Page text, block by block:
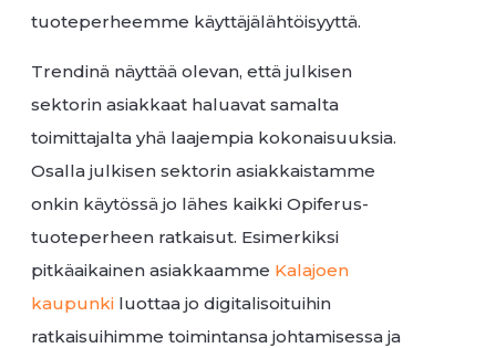
tuoteperheemme käyttäjälähtöisyyttä.
Trendinä näyttää olevan, että julkisen
sektorin asiakkaat haluavat samalta
toimittajalta yhä laajempia kokonaisuuksia.
Osalla julkisen sektorin asiakkaistamme
onkin käytössä jo lähes kaikki Opiferus-
tuoteperheen ratkaisut. Esimerkiksi
pitkäaikainen asiakkaamme Kalajoen
kaupunki luottaa jo digitalisoituihin
ratkaisuihimme toimintansa johtamisessa ja